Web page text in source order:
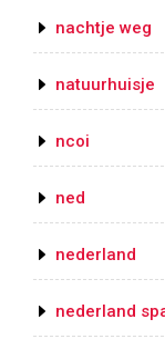
nachtje weg
natuurhuisje
ncoi
ned
nederland
nederland